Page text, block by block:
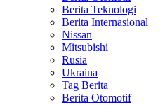
Berita Teknologi
Berita Internasional
Nissan
Mitsubishi
Rusia
Ukraina
Tag Berita
Berita Otomotif